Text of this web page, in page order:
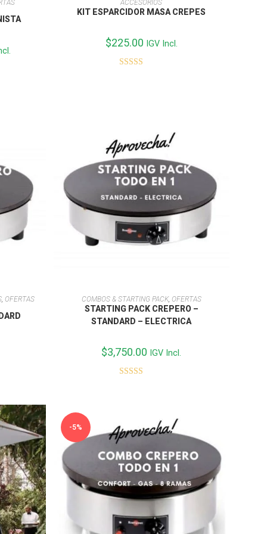
ACCESORIOS
KIT ESPARCIDOR MASA CREPES
$225.00 IGV Incl.
, OFERTAS
AÑADIR AL CARRITO
COMBOS & STARTING PACK, OFERTAS
STARTING PACK CREPERO –
STANDARD – ELECTRICA
$3,750.00 IGV Incl.
-5%